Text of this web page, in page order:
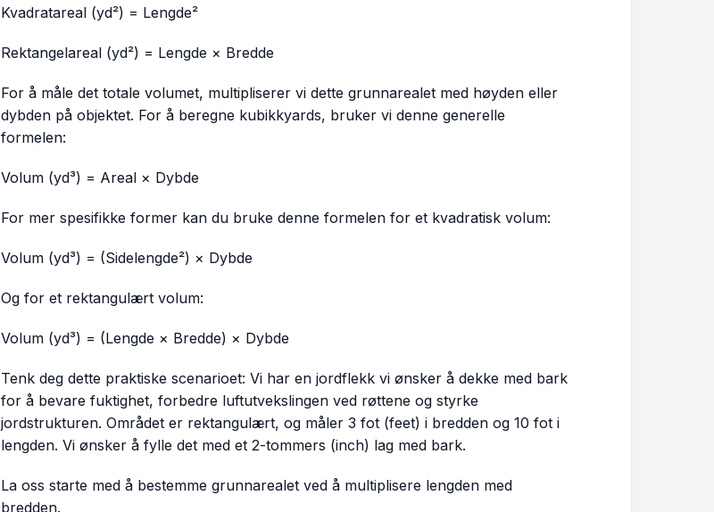
Kvadratareal (yd²) = Lengde²
Rektangelareal (yd²) = Lengde × Bredde
For å måle det totale volumet, multipliserer vi dette grunnarealet med høyden eller
dybden på objektet. For å beregne kubikkyards, bruker vi denne generelle
formelen:
Volum (yd³) = Areal × Dybde
For mer spesifikke former kan du bruke denne formelen for et kvadratisk volum:
Volum (yd³) = (Sidelengde²) × Dybde
Og for et rektangulært volum:
Volum (yd³) = (Lengde × Bredde) × Dybde
Tenk deg dette praktiske scenarioet: Vi har en jordflekk vi ønsker å dekke med bark
for å bevare fuktighet, forbedre luftutvekslingen ved røttene og styrke
jordstrukturen. Området er rektangulært, og måler 3 fot (feet) i bredden og 10 fot i
lengden. Vi ønsker å fylle det med et 2-tommers (inch) lag med bark.
La oss starte med å bestemme grunnarealet ved å multiplisere lengden med
bredden.